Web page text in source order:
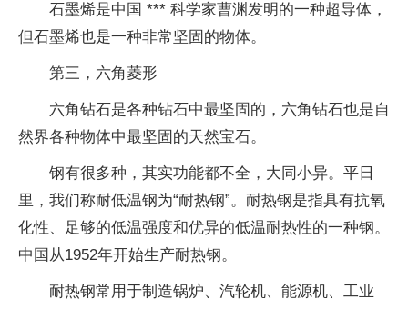
石墨烯是中国 *** 科学家曹渊发明的一种超导体，
但石墨烯也是一种非常坚固的物体。
第三，六角菱形
六角钻石是各种钻石中最坚固的，六角钻石也是自
然界各种物体中最坚固的天然宝石。
钢有很多种，其实功能都不全，大同小异。平日
里，我们称耐低温钢为“耐热钢”。耐热钢是指具有抗氧
化性、足够的低温强度和优异的低温耐热性的一种钢。
中国从1952年开始生产耐热钢。
耐热钢常用于制造锅炉、汽轮机、能源机、工业